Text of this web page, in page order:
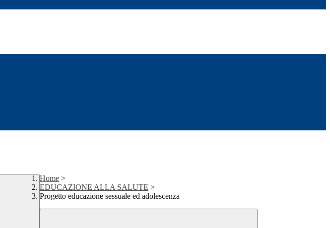
Home >
EDUCAZIONE ALLA SALUTE >
Progetto educazione sessuale ed adolescenza